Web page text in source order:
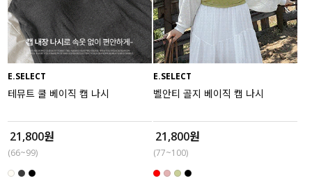
E.SELECT
테뮤트 쿨 베이직 캡 나시
21,800원
(66~99)
E.SELECT
벨안티 골지 베이직 캡 나시
21,800원
(77~100)